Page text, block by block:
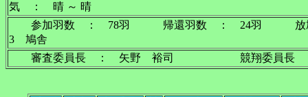
気 ： 晴 ～ 晴
参加羽数 ： 78羽 帰還羽数 ： 24羽 放
3 鳩舎
審査委員長 ： 矢野 裕司 競翔委員長